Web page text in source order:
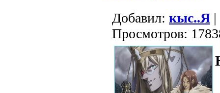
Добавил: кыс..Я
Просмотров: